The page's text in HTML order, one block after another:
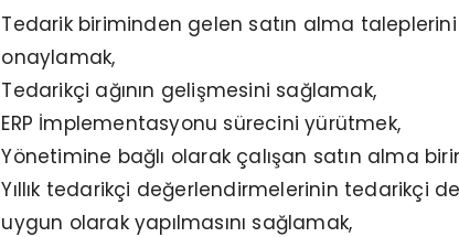
Tedarik biriminden gelen satın alma
onaylamak,
Tedarikçi ağının gelişmesini sağlamak,
ERP İmplementasyonu sürecini yürütmek,
Yönetimine bağlı olarak çalışan satın alma
Yıllık tedarikçi değerlendirmelerinin tedarikçi
uygun olarak yapılmasını sağlamak,